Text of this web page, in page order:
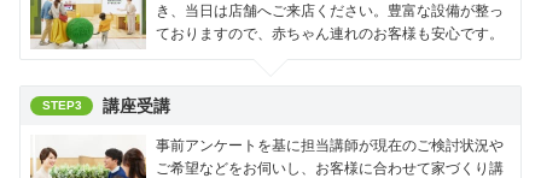
き、当日は店舗へご来店ください。豊富な設備が整っ
ておりますので、赤ちゃん連れのお客様も安心です。
STEP3 講座受講
事前アンケートを基に担当講師が現在のご検討状況や
ご希望などをお伺いし、お客様に合わせて家づくり講